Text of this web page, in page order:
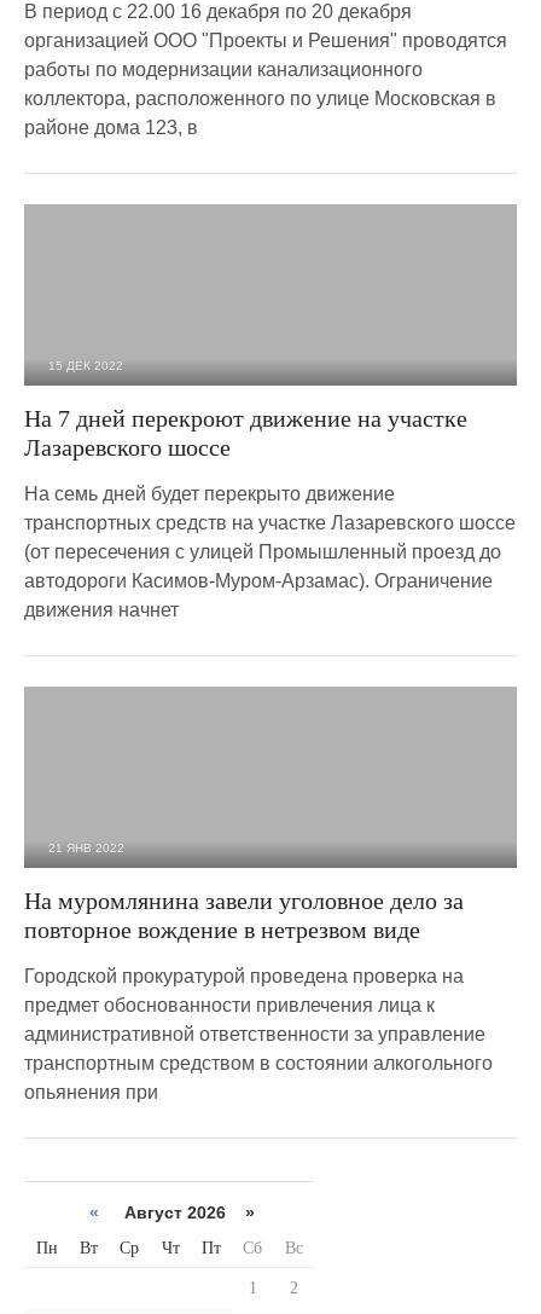
В период с 22.00 16 декабря по 20 декабря
организацией ООО "Проекты и Решения" проводятся
работы по модернизации канализационного
коллектора, расположенного по улице Московская в
районе дома 123, в
15 ДЕК 2022
На 7 дней перекроют движение на участке
Лазаревского шоссе
На семь дней будет перекрыто движение
транспортных средств на участке Лазаревского шоссе
(от пересечения с улицей Промышленный проезд до
автодороги Касимов-Муром-Арзамас). Ограничение
движения начнет
21 ЯНВ 2022
На муромлянина завели уголовное дело за
повторное вождение в нетрезвом виде
Городской прокуратурой проведена проверка на
предмет обоснованности привлечения лица к
административной ответственности за управление
транспортным средством в состоянии алкогольного
опьянения при
« Август 2026 »
Пн Вт Ср Чт Пт Сб Вс
1 2